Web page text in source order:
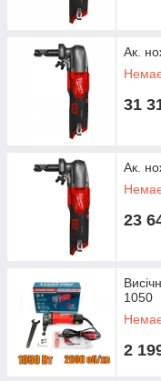
Ак.
31
Ак.
23
1050
2